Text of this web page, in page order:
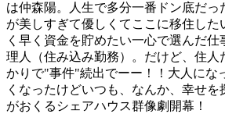
は仲森陽。人生で多分一番ドン底だっ
が美しすぎて優しくてここに移住した
く早く資金を貯めたい一心で選んだ
理人（住み込み勤務）。だけど、住人
かりで"事件"続出でーー！！大人にな
くなったけどいつも、なんか、幸せ
がおくるシェアハウス群像劇開幕！